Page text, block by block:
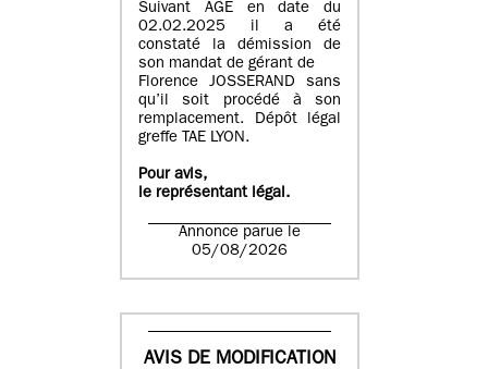
Suivant AGE en date du
02.02.2025 il a été
constaté la démission de
son mandat de gérant de
Florence JOSSERAND sans
qu’il soit procédé à son
remplacement. Dépôt légal
greffe TAE LYON.
Pour avis,
le représentant légal.
Annonce parue le
05/08/2026
AVIS DE MODIFICATION